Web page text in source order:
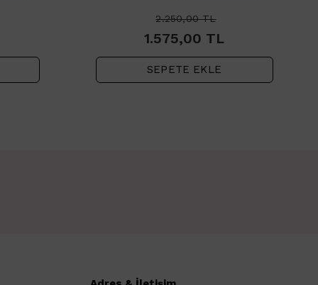
2.250,00TL
1.575,00 TL
SEPETE EKLE